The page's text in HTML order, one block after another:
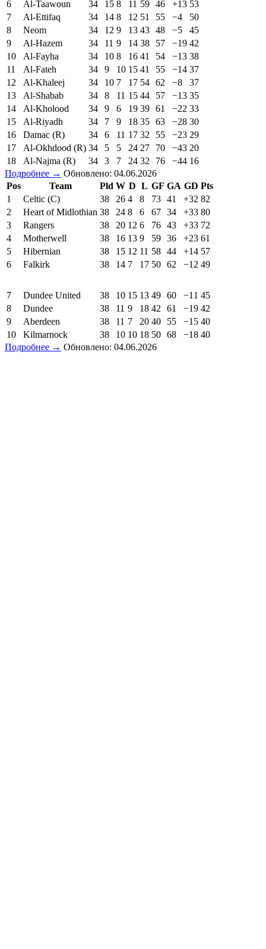
6 Al-Taawoun 34 15 8 11 59 46 +13 53
7
Al-Ettifaq 34 14 8 12 51 55 −4
50
8
Neom 34 12 9 13 43 48 −5
45
9
Al-Hazem 34 11 9 14 38 57 −19 42
10
Al-Fayha 34 10 8 16 41 54 −13 38
11
Al-Fateh 34 9 10 15 41 55 −14 37
12
Al-Khaleej 34 10 7 17 54 62 −8
37
13
Al-Shabab 34 8 11 15 44 57 −13 35
14
Al-Kholood 34 9 6 19 39 61 −22 33
15
Al-Riyadh 34 7 9 18 35 63 −28 30
16
Damac (R) 34 6 11 17 32 55 −23 29
17
Al-Okhdood (R) 34 5 5 24 27 70 −43 20
18
Al-Najma (R) 34 3 7 24 32 76 −44 16
Подробнее → Обновлено: 04.06.2026
Pos
Team Pld W D L GF GA GD Pts
1
Celtic (C) 38 26 4 8 73 41 +32 82
2
Heart of Midlothian 38 24 8 6 67 34 +33 80
3
Rangers 38 20 12 6 76 43 +33 72
4
Motherwell 38 16 13 9 59 36 +23 61
5
Hibernian 38 15 12 11 58 44 +14 57
6
Falkirk 38 14 7 17 50 62 −12 49
7 Dundee United 38 10 15 13 49 60 −11 45
8
Dundee 38 11 9 18 42 61 −19 42
9
Aberdeen 38 11 7 20 40 55 −15 40
10
Kilmarnock 38 10 10 18 50 68 −18 40
Подробнее → Обновлено: 04.06.2026